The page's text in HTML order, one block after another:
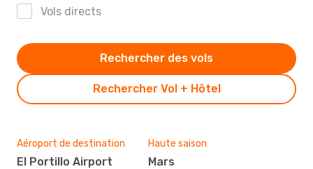
Vols directs
Rechercher Vol + Hôtel
Rechercher des vols
Aéroport de destination
El Portillo Airport
Haute saison
mars